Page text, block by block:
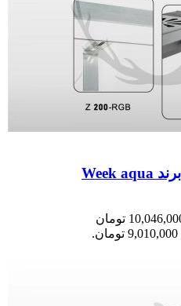
قیمت اصلی: 10,046,000 تومان